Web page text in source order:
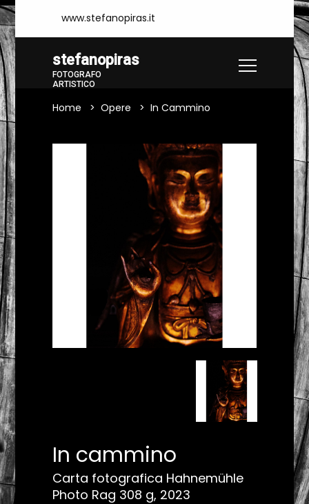
www.stefanopiras.it
stefanopiras
FOTOGRAFO
ARTISTICO
Home Opere In Cammino
In cammino
Carta fotografica Hahnemühle
Photo Rag 308 g, 2023